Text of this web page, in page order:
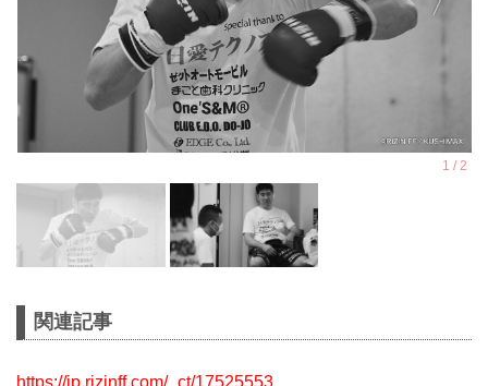
関連記事
https://jp.rizinff.com/_ct/17525553